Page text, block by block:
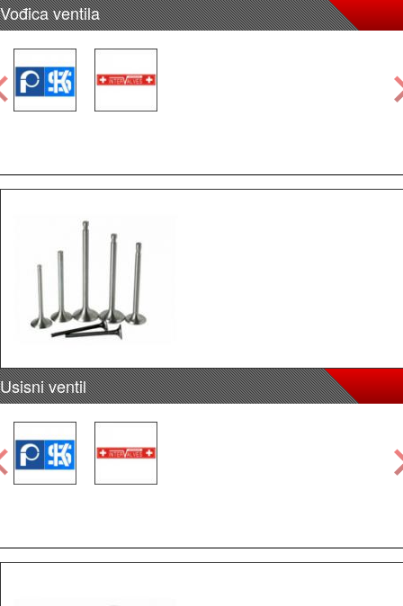
Vođica ventila
Usisni ventil